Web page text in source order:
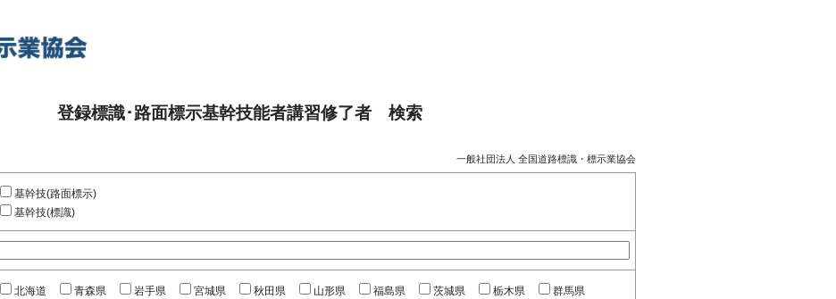
登録標識･路面標示基幹技能者講習修了者 検索
一般社団法人 全国道路標識・標示業協会
基幹技(路面標示)
基幹技(標識)
北海道 青森県 岩手県 宮城県 秋田県 山形県 福島県 茨城県 栃木県
群馬県